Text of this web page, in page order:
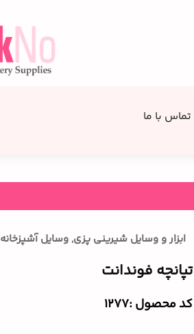
تماس با ما
ابزار و وسایل شیرینی پزی, وسایل آشپزخانه
تپانچه فوندانت
کد محصول :‌1277